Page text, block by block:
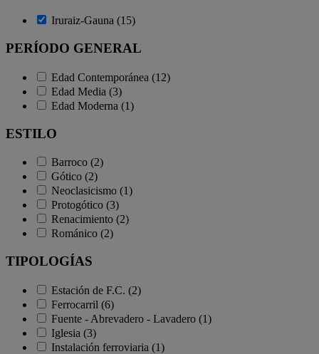
Iruraiz-Gauna (15)
PERÍODO GENERAL
Edad Contemporánea (12)
Edad Media (3)
Edad Moderna (1)
ESTILO
Barroco (2)
Gótico (2)
Neoclasicismo (1)
Protogótico (3)
Renacimiento (2)
Románico (2)
TIPOLOGÍAS
Estación de F.C. (2)
Ferrocarril (6)
Fuente - Abrevadero - Lavadero (1)
Iglesia (3)
Instalación ferroviaria (1)